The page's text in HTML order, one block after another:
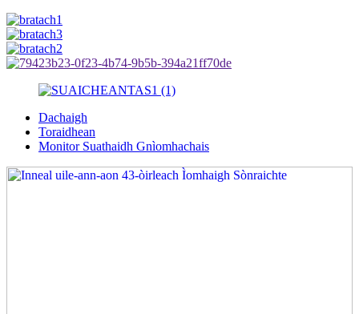
Dachaigh
Toraidhean
Monitor Suathaidh Gnìomhachais